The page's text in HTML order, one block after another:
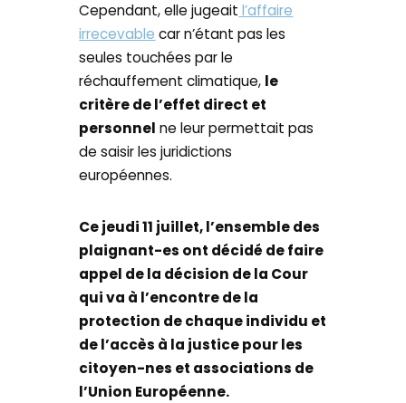
Cependant, elle jugeait l’affaire
irrecevable car n’étant pas les
seules touchées par le
réchauffement climatique, le
critère de l’effet direct et
personnel ne leur permettait pas
de saisir les juridictions
européennes.
Ce jeudi 11 juillet, l’ensemble des
plaignant-es ont décidé de faire
appel de la décision de la Cour
qui va à l’encontre de la
protection de chaque individu et
de l’accès à la justice pour les
citoyen-nes et associations de
l’Union Européenne.